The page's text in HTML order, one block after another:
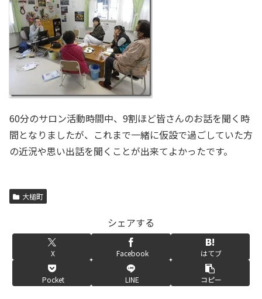
60分のサロン活動時間中、9割ほど皆さんのお話を聞く時
間となりましたが、これまで一緒に仮設で過ごしていた方
の近況や思い出話を聞くことが出来てよかったです。
大槌町
シェアする
X Facebook はてブ
Pocket LINE コピー